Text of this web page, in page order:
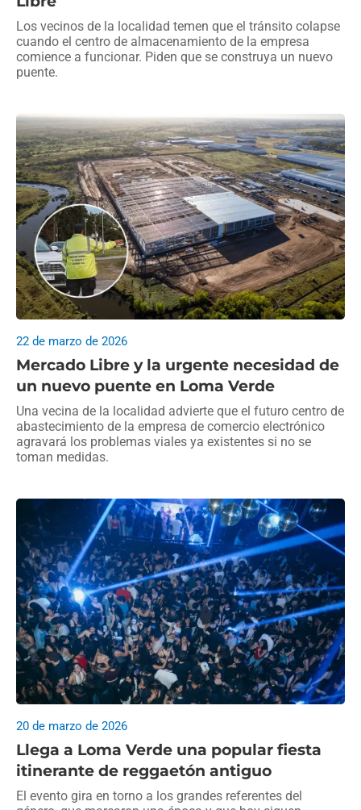
Los vecinos de la localidad temen que el tránsito colapse
cuando el centro de almacenamiento de la empresa
comience a funcionar. Piden que se construya un nuevo
puente.
Mercado Libre y la urgente necesidad de
un nuevo puente en Loma Verde
22 de marzo de 2026
Una vecina de la localidad advierte que el futuro centro de
abastecimiento de la empresa de comercio electrónico
agravará los problemas viales ya existentes si no se
toman medidas.
Llega a Loma Verde una popular fiesta
itinerante de reggaetón antiguo
20 de marzo de 2026
El evento gira en torno a los grandes referentes del